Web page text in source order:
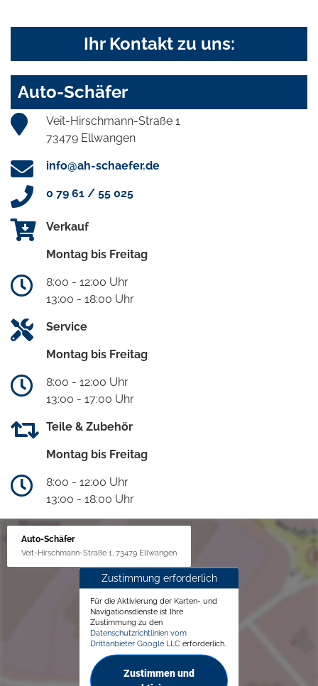
Ihr Kontakt zu uns:
Auto-Schäfer
Veit-Hirschmann-Straße 1
73479 Ellwangen
info@ah-schaefer.de
0 79 61 / 55 025
Verkauf
Montag bis Freitag
8:00 - 12:00 Uhr
13:00 - 18:00 Uhr
Service
Montag bis Freitag
8:00 - 12:00 Uhr
13:00 - 17:00 Uhr
Teile & Zubehör
Montag bis Freitag
8:00 - 12:00 Uhr
13:00 - 18:00 Uhr
Auto-Schäfer
Veit-Hirschmann-Straße 1, 73479 Ellwangen
Zustimmung erforderlich
Für die Aktivierung der Karten- und
Navigationsdienste ist Ihre
Zustimmung zu den
Datenschutzrichtlinien vom
Drittanbieter Google LLC erforderlich.
Zustimmen und